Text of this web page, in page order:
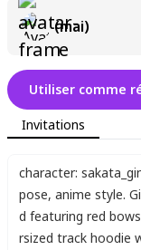
(mai)
Utiliser comme
Invitations
character:
pose, anime style.
d featuring red
rsized track hoodie